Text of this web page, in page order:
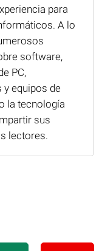
para
A lo
software,
PC,
equipos de
la tecnología
sus
lectores.